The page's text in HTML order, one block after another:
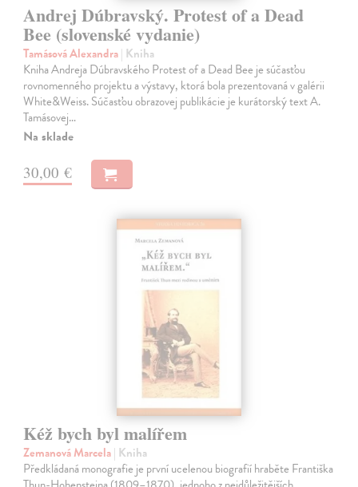
Andrej Dúbravský. Protest of a Dead
Bee (slovenské vydanie)
Tamásová Alexandra| Kniha
Kniha Andreja Dúbravského Protest of a Dead Bee je súčasťou
rovnomenného projektu a výstavy, ktorá bola prezentovaná v galérii
White&Weiss. Súčasťou obrazovej publikácie je kurátorský text A.
Tamásovej…
Na sklade
30,00 €
Kéž bych byl malířem
Zemanová Marcela| Kniha
Předkládaná monografie je první ucelenou biografií hraběte Františka